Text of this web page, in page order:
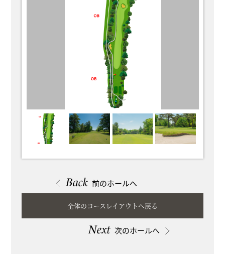
Back 前のホールへ
全体のコースレイアウトへ戻る
Next 次のホールへ